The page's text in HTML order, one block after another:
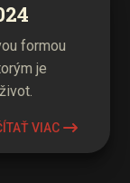
formou
je
VIAC